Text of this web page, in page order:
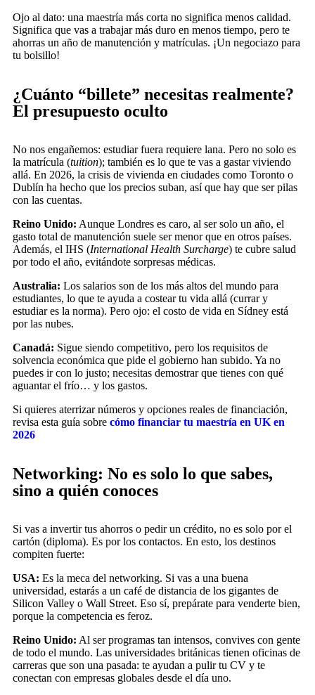
Ojo al dato: una maestría más corta no significa menos calidad.
Significa que vas a trabajar más duro en menos tiempo, pero te
ahorras un año de manutención y matrículas. ¡Un negociazo para
tu bolsillo!
¿Cuánto “billete” necesitas realmente?
El presupuesto oculto
No nos engañemos: estudiar fuera requiere lana. Pero no solo es
la matrícula (tuition); también es lo que te vas a gastar viviendo
allá. En 2026, la crisis de vivienda en ciudades como Toronto o
Dublín ha hecho que los precios suban, así que hay que ser pilas
con las cuentas.
Reino Unido: Aunque Londres es caro, al ser solo un año, el
gasto total de manutención suele ser menor que en otros países.
Además, el IHS (International Health Surcharge) te cubre salud
por todo el año, evitándote sorpresas médicas.
Australia: Los salarios son de los más altos del mundo para
estudiantes, lo que te ayuda a costear tu vida allá (currar y
estudiar es la norma). Pero ojo: el costo de vida en Sídney está
por las nubes.
Canadá: Sigue siendo competitivo, pero los requisitos de
solvencia económica que pide el gobierno han subido. Ya no
puedes ir con lo justo; necesitas demostrar que tienes con qué
aguantar el frío… y los gastos.
Si quieres aterrizar números y opciones reales de financiación,
revisa esta guía sobre cómo financiar tu maestría en UK en
2026
Networking: No es solo lo que sabes,
sino a quién conoces
Si vas a invertir tus ahorros o pedir un crédito, no es solo por el
cartón (diploma). Es por los contactos. En esto, los destinos
compiten fuerte:
USA: Es la meca del networking. Si vas a una buena
universidad, estarás a un café de distancia de los gigantes de
Silicon Valley o Wall Street. Eso sí, prepárate para venderte bien,
porque la competencia es feroz.
Reino Unido: Al ser programas tan intensos, convives con gente
de todo el mundo. Las universidades británicas tienen oficinas de
carreras que son una pasada: te ayudan a pulir tu CV y te
conectan con empresas globales desde el día uno.